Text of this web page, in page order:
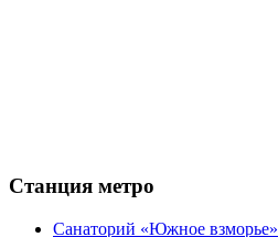
Станция метро
Санаторий «Южное взморье»